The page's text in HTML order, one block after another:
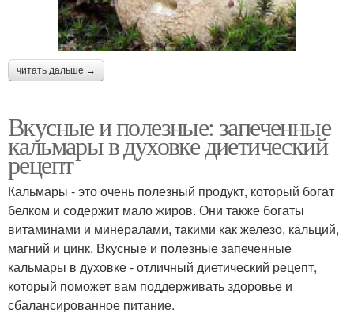
читать дальше →
Вкусные и полезные: запеченные
кальмары в духовке диетический
рецепт
Кальмары - это очень полезный продукт, который богат
белком и содержит мало жиров. Они также богаты
витаминами и минералами, такими как железо, кальций,
магний и цинк. Вкусные и полезные запеченные
кальмары в духовке - отличный диетический рецепт,
который поможет вам поддерживать здоровье и
сбалансированное питание.